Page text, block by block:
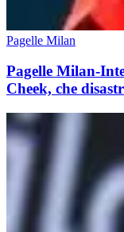
Pagelle Milan
Pagelle Milan-
Cheek, che